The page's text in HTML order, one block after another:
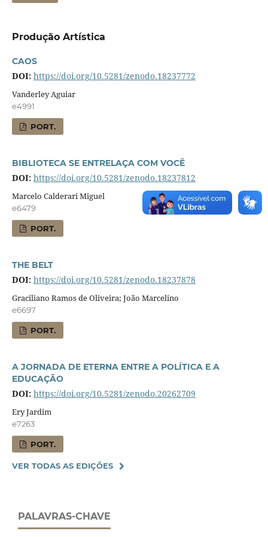
Produção Artística
CAOS
DOI: https://doi.org/10.5281/zenodo.18237772
Vanderley Aguiar
e4991
PORT.
BIBLIOTECA SE ENTRELAÇA COM VOCÊ
DOI: https://doi.org/10.5281/zenodo.18237812
Marcelo Calderari Miguel
e6479
PORT.
THE BELT
DOI: https://doi.org/10.5281/zenodo.18237878
Graciliano Ramos de Oliveira; João Marcelino
e6697
PORT.
A JORNADA DE ETERNA ENTRE A POLÍTICA E A
EDUCAÇÃO
DOI: https://doi.org/10.5281/zenodo.20262709
Ery Jardim
e7263
PORT.
VER TODAS AS EDIÇÕES
PALAVRAS-CHAVE